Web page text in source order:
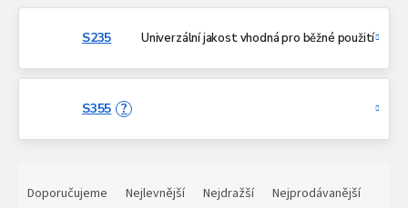
požadovanou délku, a tobeze zbytku.V některých
místě pomocí hydraulické ruky, což výrazně usnadňuje
manipulaci. Kromě toho nabízíme i další služby, které vám
usnadní práci a urychlí realizaci projektu. Zajímá vás, jak
proces dělení probíhá, nebo jaké další služby vám můžeme
S235 Univerzální jakost vhodná pro běžné použití
S355 ?
Doporučujeme Nejlevnější Nejdražší
Nejprodávanější